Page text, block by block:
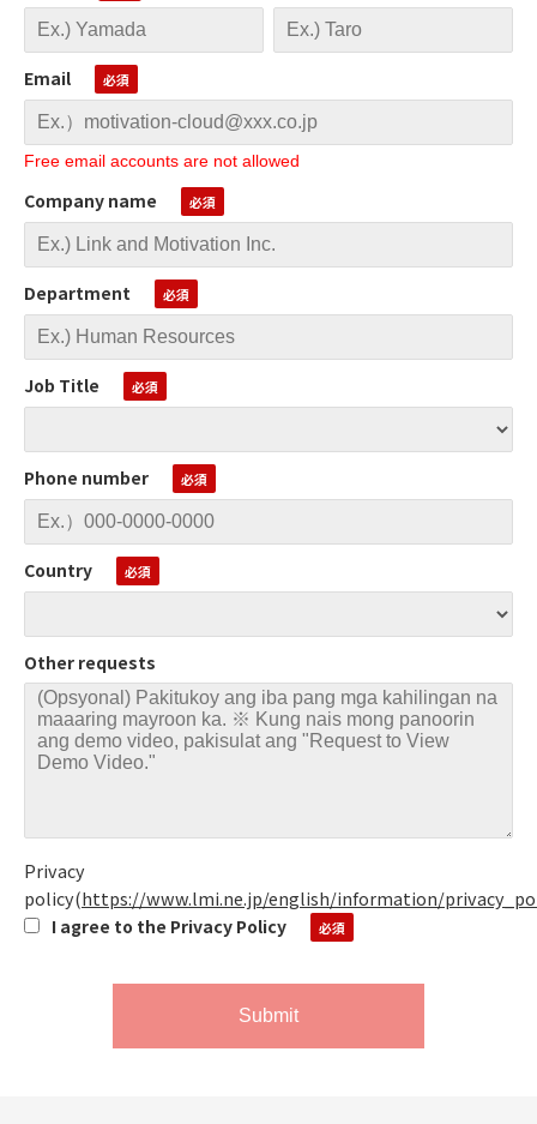
Email
Free email accounts are not allowed
Company name
Department
Job Title
Phone number
Country
Other requests
Privacy
policy(https://www.lmi.ne.jp/english/information/
I agree to the Privacy Policy